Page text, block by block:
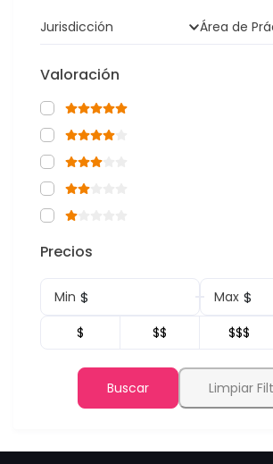
Jurisdicción Área de
Valoración
Precios
Min $ Max $
$ $$ $$$
Buscar Limpiar